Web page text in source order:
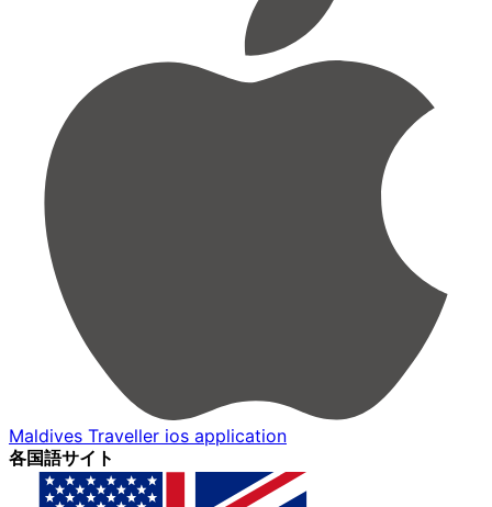
Maldives Traveller ios application
各国語サイト